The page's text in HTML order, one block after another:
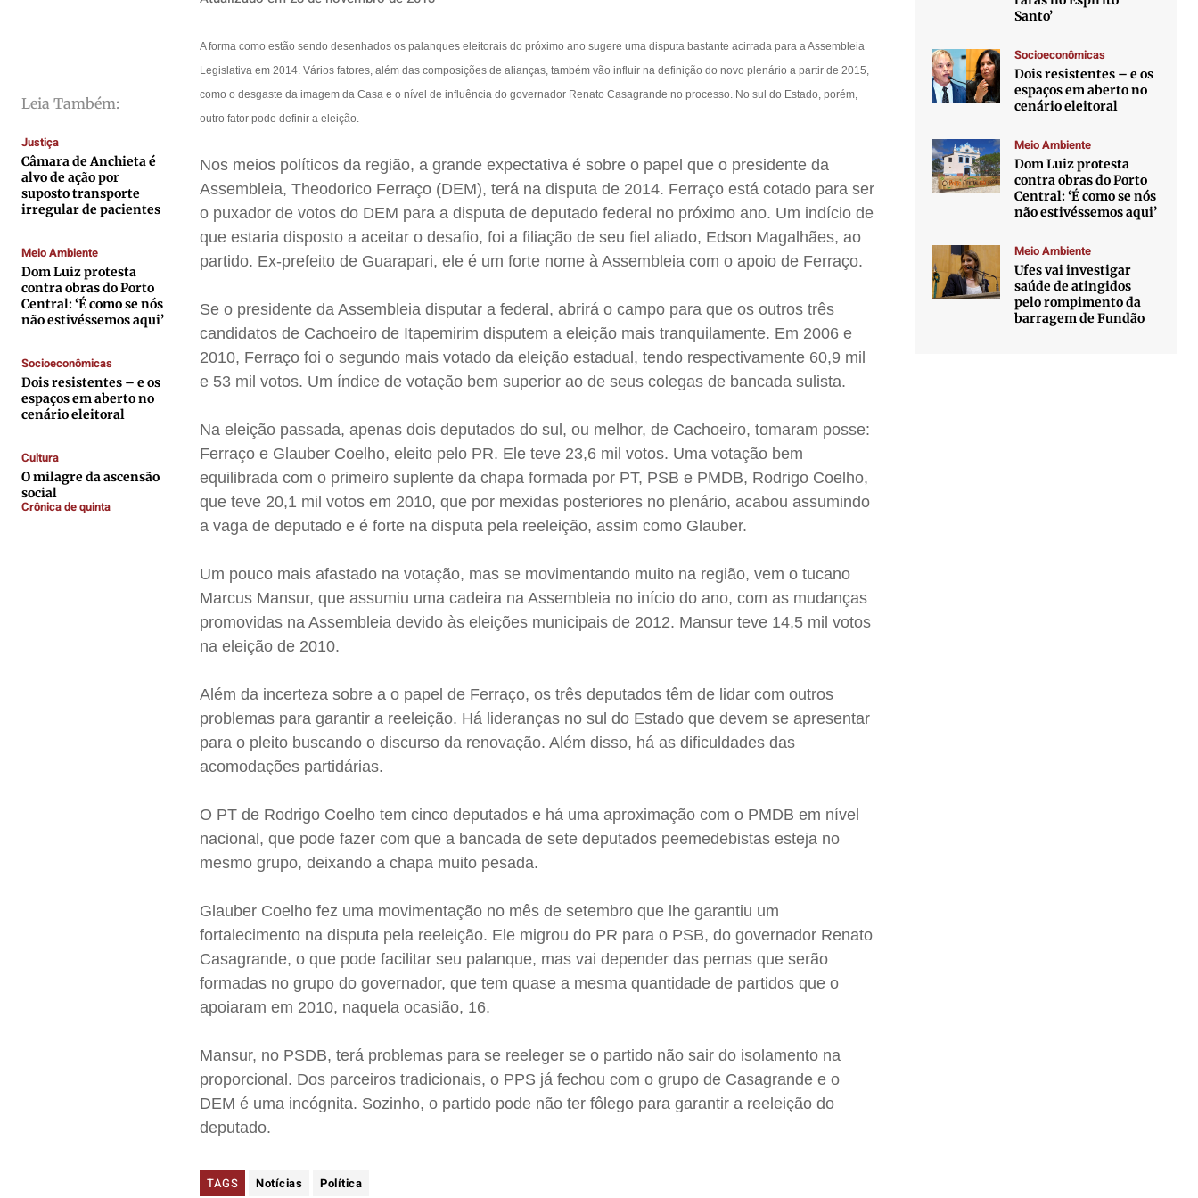
Colunas
Gustavo Bastos
Jr Mignone (in memorian)
Wanda Sily
Publicidade Legal
Anuncie
Expediente
Contato
Termos de Uso
Privacidade
Colunas
Gustavo Bastos
Jr Mignone (in memorian)
Wanda Sily
Publicidade Legal
Anuncie
Expediente
Contato
Termos de Uso
Privacidade
Colunas
Gustavo Bastos
Jr Mignone (in memorian)
Wanda Sily
Publicidade Legal
Anuncie
Expediente
Contato
Termos de Uso
Privacidade
Colunas
Gustavo Bastos
Jr Mignone (in memorian)
Wanda Sily
Publicidade Legal
Anuncie
Expediente
Contato
Termos de Uso
Privacidade
Leia Também:
Justiça
Câmara de Anchieta é
alvo de ação por
suposto transporte
irregular de pacientes
Meio Ambiente
Dom Luiz protesta
contra obras do Porto
Central: ‘É como se nós
não estivéssemos aqui’
Socioeconômicas
Dois resistentes – e os
espaços em aberto no
cenário eleitoral
Cultura
O milagre da ascensão
social
Crônica de quinta
A forma como estão sendo desenhados os palanques eleitorais do próximo ano sugere uma disputa bastante acirrada para a Assembleia
Legislativa em 2014. Vários fatores, além das composições de alianças, também vão influir na definição do novo plenário a partir de 2015,
como o desgaste da imagem da Casa e o nível de influência do governador Renato Casagrande no processo. No sul do Estado, porém,
outro fator pode definir a eleição.
Nos meios políticos da região, a grande expectativa é sobre o papel que o presidente da
Assembleia, Theodorico Ferraço (DEM), terá na disputa de 2014. Ferraço está cotado para ser
o puxador de votos do DEM para a disputa de deputado federal no próximo ano. Um indício de
que estaria disposto a aceitar o desafio, foi a filiação de seu fiel aliado, Edson Magalhães, ao
partido. Ex-prefeito de Guarapari, ele é um forte nome à Assembleia com o apoio de Ferraço.
Se o presidente da Assembleia disputar a federal, abrirá o campo para que os outros três
candidatos de Cachoeiro de Itapemirim disputem a eleição mais tranquilamente. Em 2006 e
2010, Ferraço foi o segundo mais votado da eleição estadual, tendo respectivamente 60,9 mil
e 53 mil votos. Um índice de votação bem superior ao de seus colegas de bancada sulista.
Na eleição passada, apenas dois deputados do sul, ou melhor, de Cachoeiro, tomaram posse:
Ferraço e Glauber Coelho, eleito pelo PR. Ele teve 23,6 mil votos. Uma votação bem
equilibrada com o primeiro suplente da chapa formada por PT, PSB e PMDB, Rodrigo Coelho,
que teve 20,1 mil votos em 2010, que por mexidas posteriores no plenário, acabou assumindo
a vaga de deputado e é forte na disputa pela reeleição, assim como Glauber.
Um pouco mais afastado na votação, mas se movimentando muito na região, vem o tucano
Marcus Mansur, que assumiu uma cadeira na Assembleia no início do ano, com as mudanças
promovidas na Assembleia devido às eleições municipais de 2012. Mansur teve 14,5 mil votos
na eleição de 2010.
Além da incerteza sobre a o papel de Ferraço, os três deputados têm de lidar com outros
problemas para garantir a reeleição. Há lideranças no sul do Estado que devem se apresentar
para o pleito buscando o discurso da renovação. Além disso, há as dificuldades das
acomodações partidárias.
O PT de Rodrigo Coelho tem cinco deputados e há uma aproximação com o PMDB em nível
nacional, que pode fazer com que a bancada de sete deputados peemedebistas esteja no
mesmo grupo, deixando a chapa muito pesada.
Glauber Coelho fez uma movimentação no mês de setembro que lhe garantiu um
fortalecimento na disputa pela reeleição. Ele migrou do PR para o PSB, do governador Renato
Casagrande, o que pode facilitar seu palanque, mas vai depender das pernas que serão
formadas no grupo do governador, que tem quase a mesma quantidade de partidos que o
apoiaram em 2010, naquela ocasião, 16.
Mansur, no PSDB, terá problemas para se reeleger se o partido não sair do isolamento na
proporcional. Dos parceiros tradicionais, o PPS já fechou com o grupo de Casagrande e o
DEM é uma incógnita. Sozinho, o partido pode não ter fôlego para garantir a reeleição do
deputado.
TAGS Notícias Política
Santo’
Socioeconômicas
Dois resistentes – e os
espaços em aberto no
cenário eleitoral
Meio Ambiente
Dom Luiz protesta
contra obras do Porto
Central: ‘É como se nós
não estivéssemos aqui’
Meio Ambiente
Ufes vai investigar
saúde de atingidos
pelo rompimento da
barragem de Fundão